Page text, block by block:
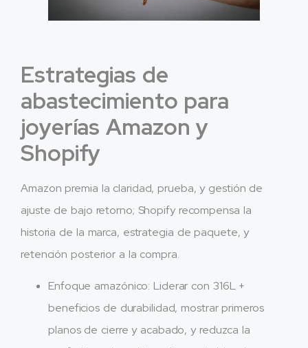
Estrategias de
abastecimiento para
joyerías Amazon y
Shopify
Amazon premia la claridad, prueba, y gestión de
ajuste de bajo retorno; Shopify recompensa la
historia de la marca, estrategia de paquete, y
retención posterior a la compra.
Enfoque amazónico: Liderar con 316L +
beneficios de durabilidad, mostrar primeros
planos de cierre y acabado, y reduzca la